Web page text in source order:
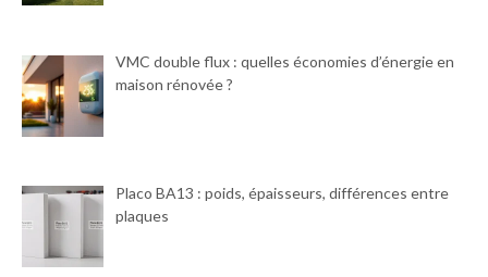
VMC double flux : quelles économies d’énergie en
maison rénovée ?
Placo BA13 : poids, épaisseurs, différences entre
plaques